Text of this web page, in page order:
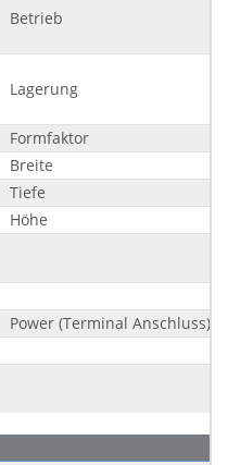
Betrieb
Lagerung
Formfaktor
Breite
Tiefe
Höhe
Power (Terminal Anschluss)